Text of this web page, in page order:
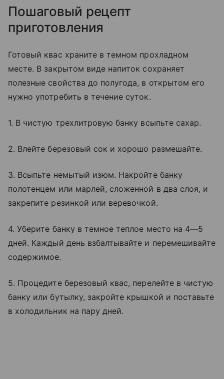
Пошаговый рецепт
приготовления
Готовый квас храните в темном прохладном
месте. В закрытом виде напиток сохраняет
полезные свойства до полугода, в открытом его
нужно употребить в течение суток.
1. В чистую трехлитровую банку всыпьте сахар.
2. Влейте березовый сок и хорошо размешайте.
3. Всыпьте немытый изюм. Накройте банку
полотенцем или марлей, сложенной в два слоя, и
закрепите резинкой или веревочкой.
4. Уберите банку в темное теплое место на 4—5
дней. Каждый день взбалтывайте и перемешивайте
содержимое.
5. Процедите березовый квас, перелейте в чистую
банку или бутылку, закройте крышкой и поставьте
в холодильник на пару дней.